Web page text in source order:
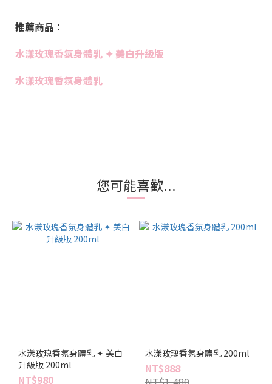
推薦商品：
水漾玫瑰香氛身體乳 ✦ 美白升級版
水漾玫瑰香氛身體乳
您可能喜歡...
水漾玫瑰香氛身體乳 ✦ 美白
升級版 200ml
NT$980
水漾玫瑰香氛身體乳 200ml
NT$888